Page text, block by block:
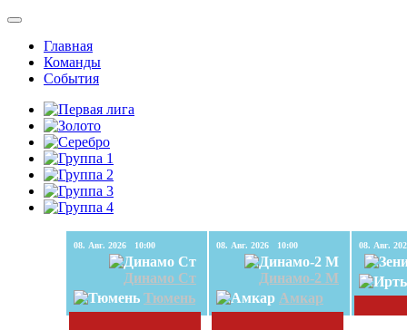
Главная
Команды
События
08. Авг. 2026 10:00
Динамо Ст
Тюмень
08. Авг. 2026 10:00
Динамо-2 М
Амкар